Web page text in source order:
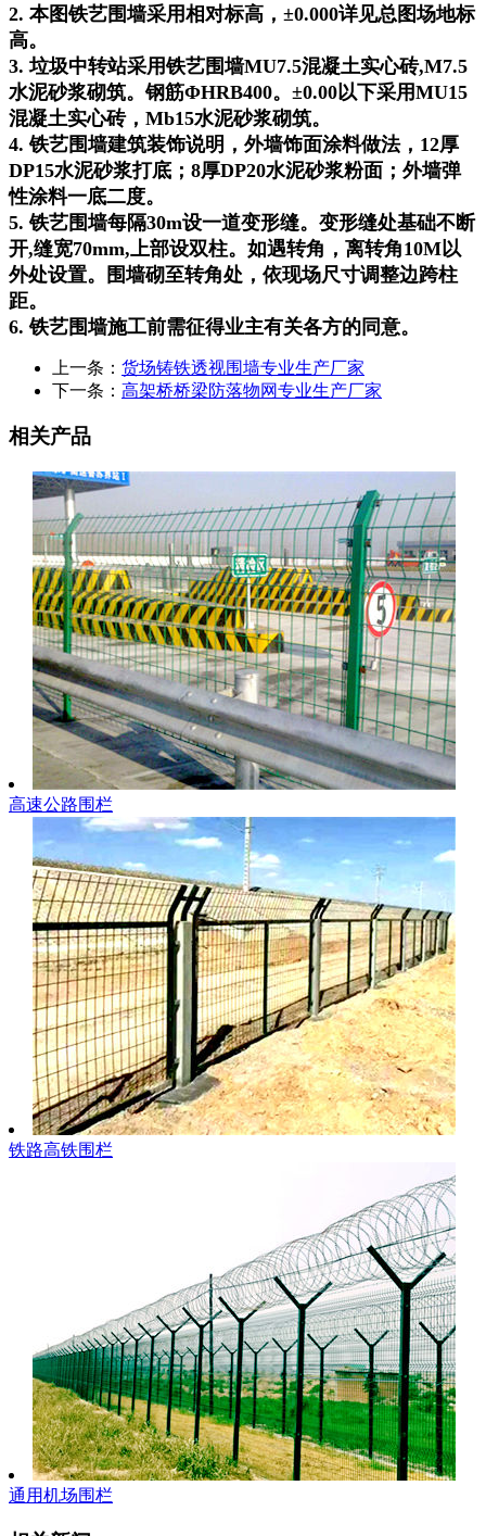
2. 本图铁艺围墙采用相对标高，±0.000详见总图场地标
高。
3. 垃圾中转站采用铁艺围墙MU7.5混凝土实心砖,M7.5
水泥砂浆砌筑。钢筋ΦHRB400。±0.00以下采用MU15
混凝土实心砖，Mb15水泥砂浆砌筑。
4. 铁艺围墙建筑装饰说明，外墙饰面涂料做法，12厚
DP15水泥砂浆打底；8厚DP20水泥砂浆粉面；外墙弹
性涂料一底二度。
5. 铁艺围墙每隔30m设一道变形缝。变形缝处基础不断
开,缝宽70mm,上部设双柱。如遇转角，离转角10M以
外处设置。围墙砌至转角处，依现场尺寸调整边跨柱
距。
6. 铁艺围墙施工前需征得业主有关各方的同意。
上一条： 货场铸铁透视围墙专业生产厂家
下一条： 高架桥桥梁防落物网专业生产厂家
相关产品
高速公路围栏
铁路高铁围栏
通用机场围栏